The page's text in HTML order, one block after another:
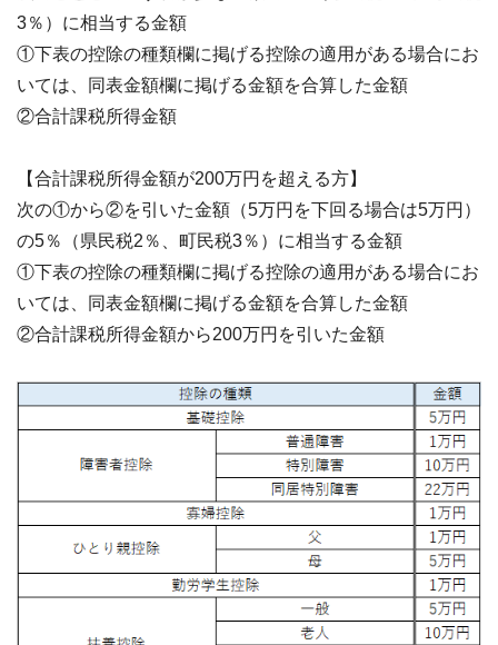
3％）に相当する金額
①下表の控除の種類欄に掲げる控除の適用がある場合にお
いては、同表金額欄に掲げる金額を合算した金額
②合計課税所得金額
【合計課税所得金額が200万円を超える方】
次の①から②を引いた金額（5万円を下回る場合は5万円）
の5％（県民税2％、町民税3％）に相当する金額
①下表の控除の種類欄に掲げる控除の適用がある場合にお
いては、同表金額欄に掲げる金額を合算した金額
②合計課税所得金額から200万円を引いた金額